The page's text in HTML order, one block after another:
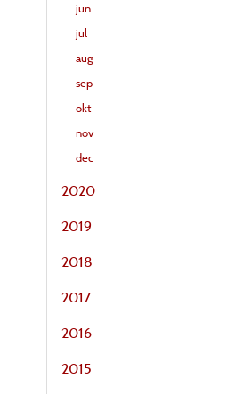
jun
jul
aug
sep
okt
nov
dec
2020
2019
2018
2017
2016
2015